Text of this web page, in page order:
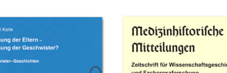
ausrufen «Es
sehr gute Arbeit und kann
nur wärmstens
weiterempfohlen werden.
Verlag
wie